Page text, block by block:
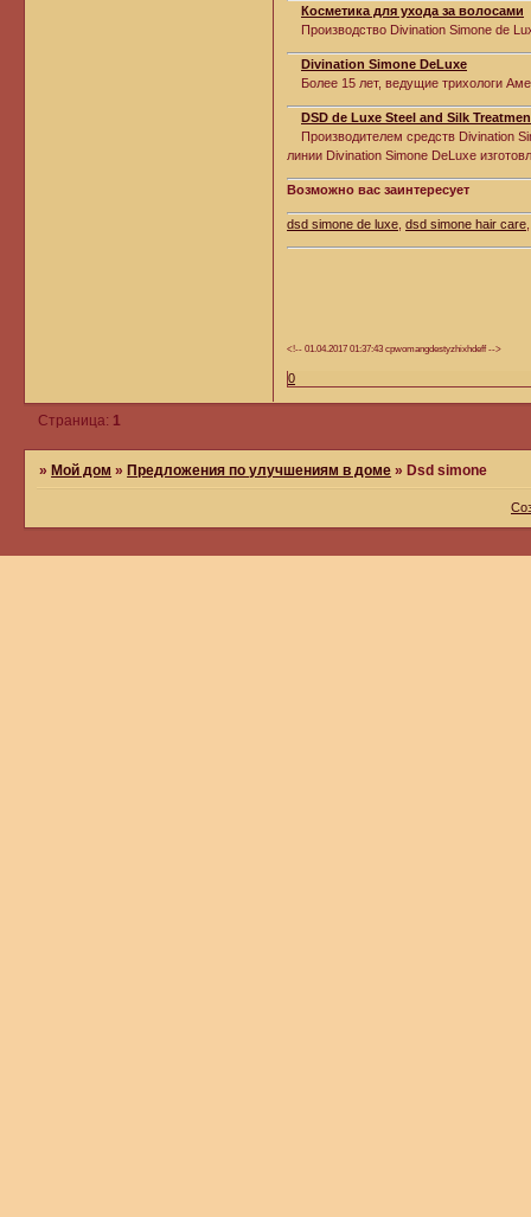
Косметика для ухода за волосами
Производство Divination Simone de
Divination Simone DeLuxe
Более 15 лет, ведущие трихологи
DSD de Luxe Steel and Silk
Производителем средств Divination
линии Divination Simone DeLuxe
Возможно вас заинтересует
dsd simone de luxe ,dsd simone hair care
<!-- 01.04.2017 01:37:43 cpwomangdestyzhixhdeff -->
0
Страница: 1
»Мой дом »Предложения по улучшениям в доме »Dsd simone